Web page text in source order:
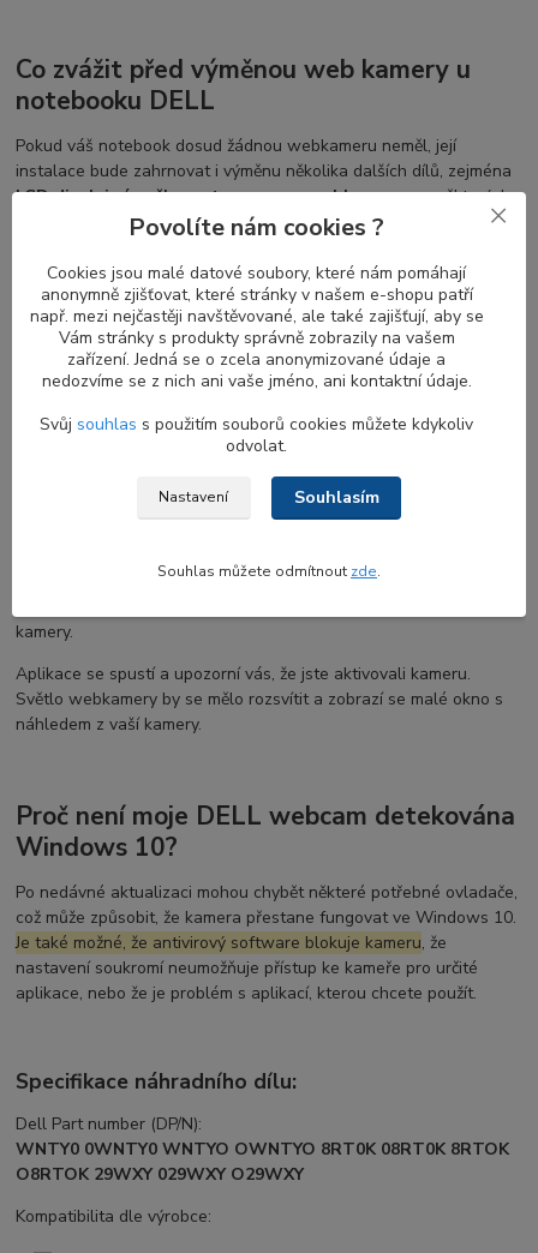
Co zvážit před výměnou web kamery u
notebooku DELL
Pokud váš notebook dosud žádnou webkameru neměl, její
instalace bude zahrnovat i výměnu několika dalších dílů, zejména
LCD displej rámečku s otvorem pro webkamerua v některých
případech také výměnuLVDS flex display kabelu
Vaše kamera však nemusí být poškozena a může být užitečné
zkusit následující kroky pro obnovu její funkčnosti bez nutnosti
pořizovat nový náhradní díl.
Jak zjistit, zda moje notebook webkamera
Pokud jste nedávno aktualizovali Windows 10, může být nutné
výchozím nastavení. Pro udělení přístupu vyberte
kamery.
Aplikace se spustí a upozorní vás, že jste aktivovali kameru.
Světlo webkamery by se mělo rozsvítit a zobrazí se malé okno s
náhledem z vaší kamery.
Proč není moje DELL webcam detekována
Windows 10?
Po nedávné aktualizaci mohou chybět některé potřebné ovladače,
což může způsobit, že kamera přestane fungovat ve Windows 10.
Je také možné, že antivirový software blokuje kameru, že
nastavení soukromí neumožňuje přístup ke kameře pro určité
aplikace, nebo že je problém s aplikací, kterou chcete použít.
Specifikace náhradního dílu:
Dell Part number (DP/N):
WNTY0 0WNTY0 WNTYO OWNTYO 8RT0K 08RT0K 8RTOK
O8RTOK 29WXY 029WXY O29WXY
Kompatibilita dle výrobce:
Povolíte nám cookies ?
Cookies jsou malé datové soubory, které nám pomáhají
anonymně zjišťovat, které stránky v našem e-shopu patří
např. mezi nejčastěji navštěvované, ale také zajišťují, aby se
Vám stránky s produkty správně zobrazily na vašem
zařízení. Jedná se o zcela anonymizované údaje a
nedozvíme se z nich ani vaše jméno, ani kontaktní údaje.
Svůj souhlas s použitím souborů cookies můžete kdykoliv
odvolat.
Nastavení Souhlasím
Souhlas můžete odmítnout zde.